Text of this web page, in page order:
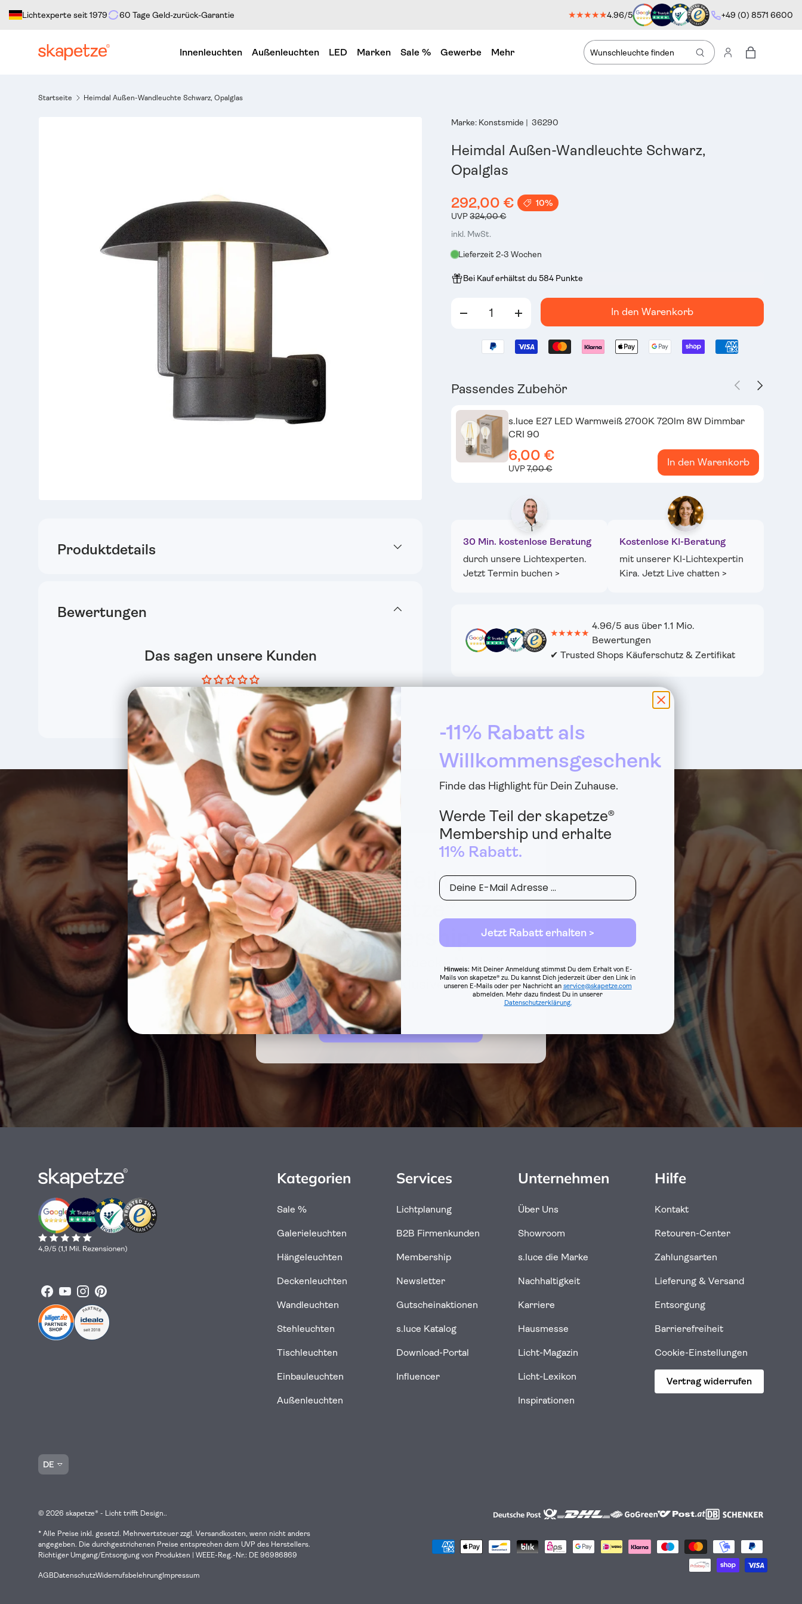
Direkt zum Inhalt
Lichtexperte seit 1979 60 Tage Geld-zurück-Garantie ★★★★★4.96/5 +49 (0) 8571 6600
Suche Einloggen
Innenleuchten Außenleuchten LED Marken Sale % Gewerbe Mehr
Startseite Heimdal Außen-Wandleuchte Schwarz, Opalglas
Produktdetails
Bewertungen
Das sagen unsere Kunden
Schreiben Deine erste Bewertung
Marke: Konstsmide |36290
Heimdal Außen-Wandleuchte Schwarz,
Opalglas
292,00 €
UVP324,00 €
10%
inkl. MwSt.
Lieferzeit 2-3 Wochen
Bei Kauf erhältst du 584 Punkte
+
In den Warenkorb
Passendes Zubehör VorherigeNächste
s.luce E27 LED Warmweiß 2700K 720lm 8W Dimmbar
CRI 90
6,00 €
UVP7,00 €
In den Warenkorb
30 Min. kostenlose Beratung
durch unsere Lichtexperten.
Jetzt Termin buchen >
Kostenlose KI-Beratung
mit unserer KI-Lichtexpertin
Kira. Jetzt Live chatten >
★★★★★
4.96/5 aus über 1.1 Mio.
Bewertungen
✔ Trusted Shops Käuferschutz & Zertifikat
Werde Teil der
skapetze®
Membership
Sammle Punkte, entdecke Neuheiten
und genieße exklusive Vorteile
Jetzt kostenlos teilnehmen
Facebook
YouTubeInstagram
Pinterest
Kategorien
Sale %
Galerieleuchten
Hängeleuchten
Deckenleuchten
Wandleuchten
Stehleuchten
Tischleuchten
Einbauleuchten
Außenleuchten
Services
Lichtplanung
B2B Firmenkunden
Membership
Newsletter
Gutscheinaktionen
s.luce Katalog
Download-Portal
Influencer
Unternehmen
Über Uns
Showroom
s.luce die Marke
Nachhaltigkeit
Karriere
Hausmesse
Licht-Magazin
Licht-Lexikon
Inspirationen
Hilfe
Kontakt
Retouren-Center
Zahlungsarten
Lieferung & Versand
Entsorgung
Barrierefreiheit
Cookie-Einstellungen
Vertrag widerrufen
Sprache
DE
© 2026 skapetze® - Licht trifft Design..
* Alle Preise inkl. gesetzl. Mehrwertsteuer zzgl. Versandkosten, wenn nicht anders
angegeben. Die durchgestrichenen Preise entsprechen dem UVP des Herstellers.
Richtiger Umgang/Entsorgung von Produkten | WEEE-Reg.-Nr.: DE 96986869
AGBDatenschutzWiderrufsbelehrungImpressum
Zahlungsmethoden
-11% Rabatt als
Willkommensgeschenk
Finde das Highlight für Dein Zuhause.
Werde Teil der skapetze®
Membership und erhalte
11% Rabatt.
E-Mail
Jetzt Rabatt erhalten >
Hinweis: Mit Deiner Anmeldung stimmst Du dem Erhalt von E-
Mails von skapetze® zu. Du kannst Dich jederzeit über den Link in
unseren E-Mails oder per Nachricht an service@skapetze.com
abmelden. Mehr dazu findest Du in unserer
Datenschutzerklärung.